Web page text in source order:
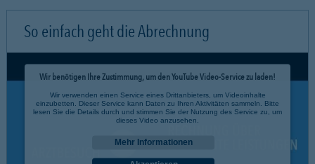
So einfach geht die Abrechnung
Wir benötigen Ihre Zustimmung, um den YouTube Video-Service zu laden!
Wir verwenden einen Service eines Drittanbieters, um Videoinhalte
einzubetten. Dieser Service kann Daten zu Ihren Aktivitäten sammeln. Bitte
lesen Sie die Details durch und stimmen Sie der Nutzung des Service zu, um
dieses Video anzusehen.
Mehr Informationen